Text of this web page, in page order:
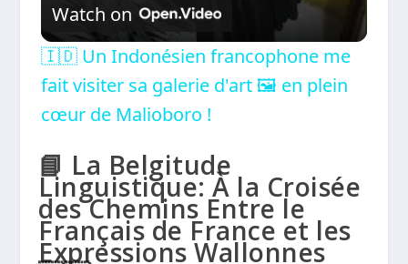
Watch on
🇮🇩 Un Indonésien francophone me
fait visiter sa galerie d'art 🖼️ en plein
cœur de Malioboro !
📘 La Belgitude
Linguistique: À la Croisée
des Chemins Entre le
Français de France et les
Expressions Wallonnes